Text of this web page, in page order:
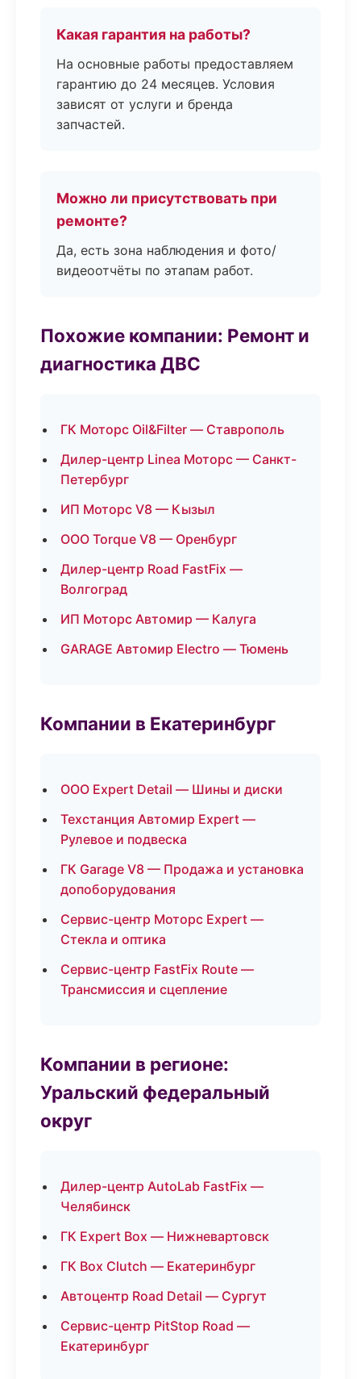
Какая гарантия на работы?
На основные работы предоставляем
гарантию до 24 месяцев. Условия
зависят от услуги и бренда
запчастей.
Можно ли присутствовать при
ремонте?
Да, есть зона наблюдения и фото/
видеоотчёты по этапам работ.
Похожие компании: Ремонт и
диагностика ДВС
ГК Моторс Oil&Filter — Ставрополь
Дилер-центр Linea Моторс — Санкт-
Петербург
ИП Моторс V8 — Кызыл
ООО Torque V8 — Оренбург
Дилер-центр Road FastFix —
Волгоград
ИП Моторс Автомир — Калуга
GARAGE Автомир Electro — Тюмень
Компании в Екатеринбург
ООО Expert Detail — Шины и диски
Техстанция Автомир Expert —
Рулевое и подвеска
ГК Garage V8 — Продажа и установка
допоборудования
Сервис-центр Моторс Expert —
Стекла и оптика
Сервис-центр FastFix Route —
Трансмиссия и сцепление
Компании в регионе:
Уральский федеральный
округ
Дилер-центр AutoLab FastFix —
Челябинск
ГК Expert Box — Нижневартовск
ГК Box Clutch — Екатеринбург
Автоцентр Road Detail — Сургут
Сервис-центр PitStop Road —
Екатеринбург